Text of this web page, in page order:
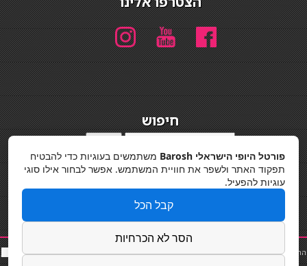
חיפוש
מדיניות פרטיות
החלקות שיער|תאורה לבית|פאות ותוספות שיער|נייל סטודיו|תוספות שיער|שף פרטי|כ
סאות
פורטל היופי הישראלי Barosh
משתמשים בעוגיות כדי להבטיח
תפקוד האתר ולשפר את חוויית המשתמש. אפשר לבחור אילו סוגי
עוגיות להפעיל.
קבל הכל
הסר לא הכרחיות